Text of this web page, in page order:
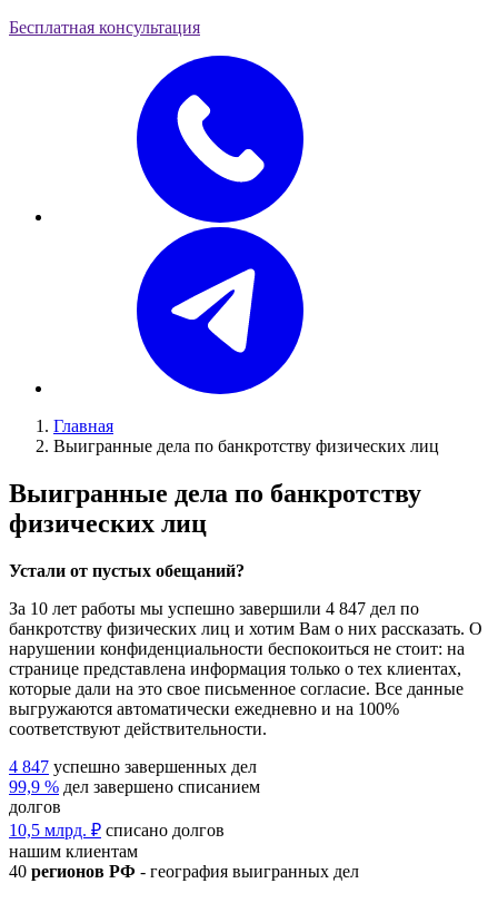
Бесплатная консультация
Главная
Выигранные дела по банкротству физических лиц
Выигранные дела по банкротству
физических лиц
Устали от пустых обещаний?
За 10 лет работы мы успешно завершили 4 847 дел по
банкротству физических лиц и хотим Вам о них рассказать. О
нарушении конфиденциальности беспокоиться не стоит: на
странице представлена информация только о тех клиентах,
которые дали на это свое письменное согласие. Все данные
выгружаются автоматически ежедневно и на 100%
соответствуют действительности.
4 847 успешно завершенных дел
99,9 % дел завершено списанием
долгов
10,5 млрд. ₽ списано долгов
нашим клиентам
40 регионов РФ - география выигранных дел